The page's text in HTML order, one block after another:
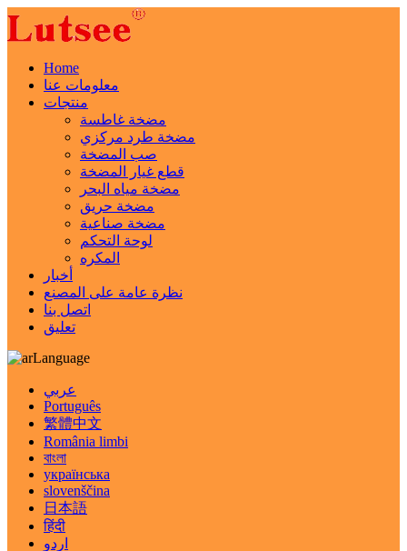
Home
معلومات عنا
منتجات
مضخة غاطسة
مضخة طرد مركزي
صب المضخة
قطع غيار المضخة
مضخة مياه البحر
مضخة حريق
مضخة صناعية
لوحة التحكم
المكره
أخبار
نظرة عامة على المصنع
اتصل بنا
تعليق
Language
عربي
Português
繁體中文
România limbi
বাংলা
українська
slovenščina
日本語
हिंदी
اردو